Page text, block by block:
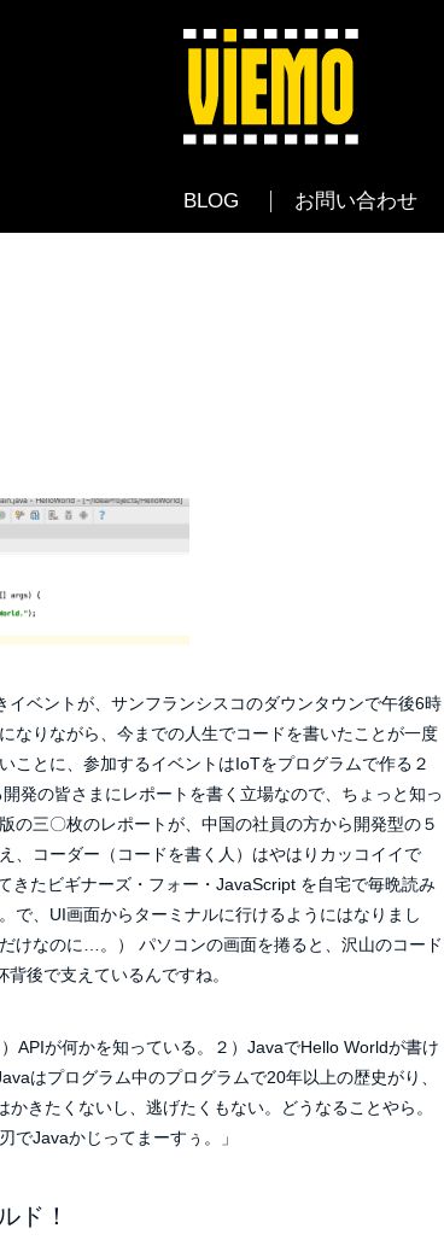
BLOG お問い合わせ
ベントが、サンフランシスコのダウンタウンで午後6時
なりながら、今までの人生でコードを書いたことが一度
ことに、参加するイベントはIoTをプログラムで作る２
発の皆さまにレポートを書く立場なので、ちょっと知っ
の三〇枚のレポートが、中国の社員の方から開発型の５
コーダー（コードを書く人）はやはりカッコイイで
たビギナーズ・フォー・JavaScript を自宅で毎晩読み
で、UI画面からターミナルに行けるようにはなりまし
けなのに…。） パソコンの画面を捲ると、沢山のコード
後で支えているんですね。
APIが何かを知っている。２）JavaでHello Worldが書け
はプログラム中のプログラムで20年以上の歴史がり、
きたくないし、逃げたくもない。どうなることやら。
でJavaかじってまーすぅ。」
ド！